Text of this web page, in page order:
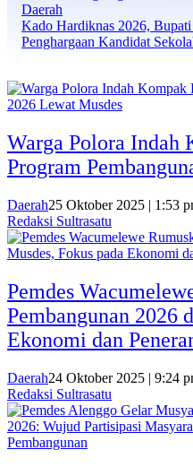
Daerah
Kado Hardiknas 2026,
Penghargaan Kandidat
Warga Polora Indah
Program
Daerah25 Oktober 2025 | 1:53
Redaksi Sultrasatu
Pemdes
Pembangunan 2026
Ekonomi dan
Daerah24 Oktober 2025 | 9:24
Redaksi Sultrasatu